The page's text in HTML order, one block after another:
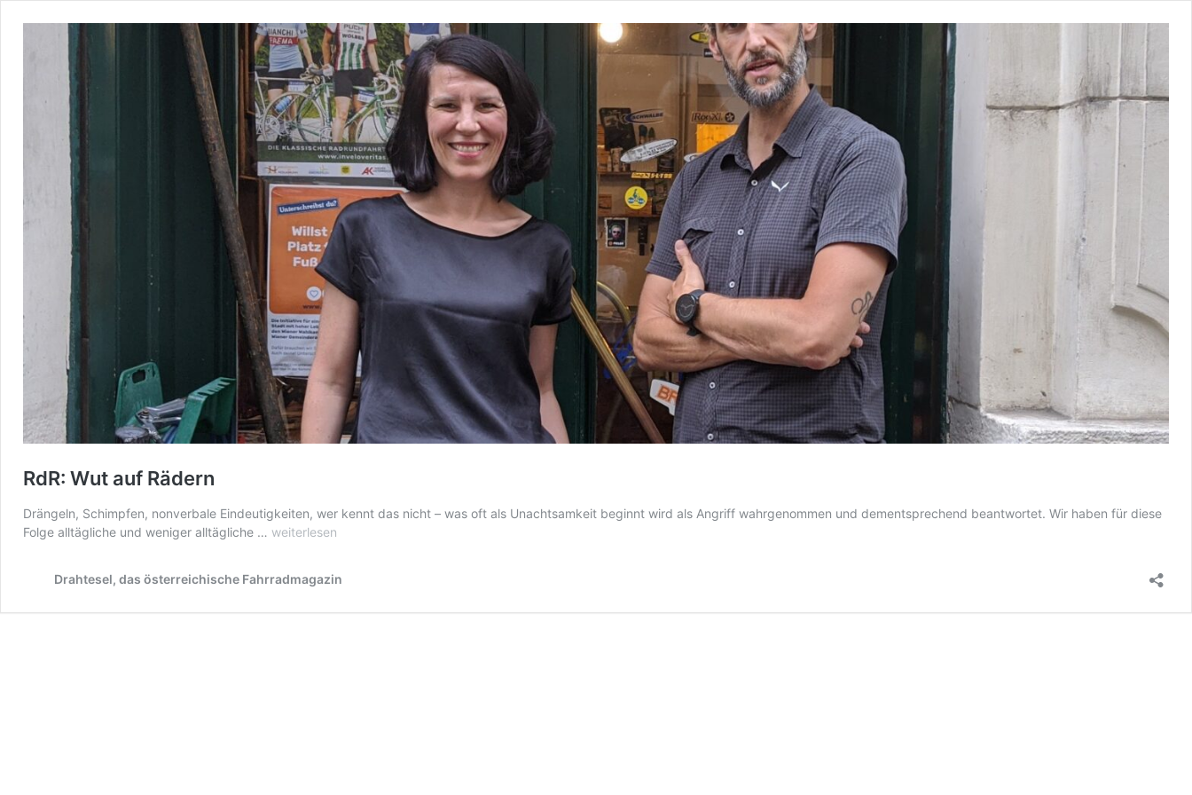
RdR: Wut auf Rädern
Drängeln, Schimpfen, nonverbale Eindeutigkeiten, wer kennt das nicht – was oft als Unachtsamkeit beginnt wird als Angriff wahrgenommen und dementsprechend beantwortet. Wir haben für diese
Folge alltägliche und weniger alltägliche … RdR:
Rädern
weiterlesen
Drahtesel, das österreichische Fahrradmagazin